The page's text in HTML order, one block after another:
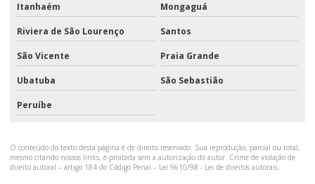
Itanhaém Mongaguá
Riviera de São Lourenço Santos
São Vicente Praia Grande
Ubatuba São Sebastião
Peruíbe
O conteúdo do texto desta página é de direito reservado. Sua reprodução, parcial ou total,
mesmo citando nossos links, é proibida sem a autorização do autor. Crime de violação de
direito autoral – artigo 184 do Código Penal – Lei 9610/98 - Lei de direitos autorais.